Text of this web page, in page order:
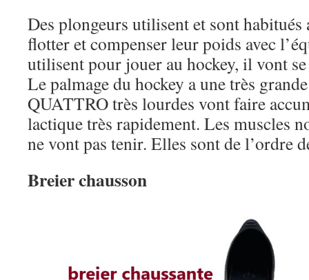
Des plongeurs utilisent et sont
flotter et compenser leur poids avec
utilisent pour jouer au hockey, il vont
Le palmage du hockey a une très
QUATTRO très lourdes vont faire
lactique très rapidement. Les muscles
ne vont pas tenir. Elles sont de l’ordre
Breier chausson